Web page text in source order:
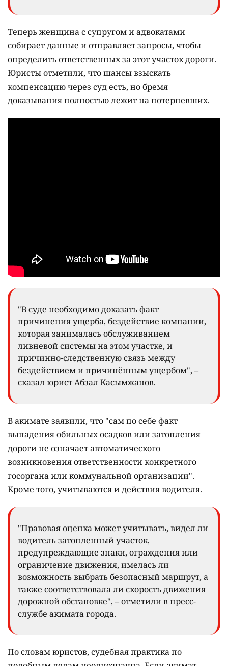
Теперь женщина с супругом и адвокатами
собирает данные и отправляет запросы, чтобы
определить ответственных за этот участок дороги.
Юристы отметили, что шансы взыскать
компенсацию через суд есть, но бремя
доказывания полностью лежит на потерпевших.
"В суде необходимо доказать факт
причинения ущерба, бездействие компании,
которая занималась обслуживанием
ливневой системы на этом участке, и
причинно-следственную связь между
бездействием и причинённым ущербом", –
сказал юрист Абзал Касымжанов.
В акимате заявили, что "сам по себе факт
выпадения обильных осадков или затопления
дороги не означает автоматического
возникновения ответственности конкретного
госоргана или коммунальной организации".
Кроме того, учитываются и действия водителя.
"Правовая оценка может учитывать, видел ли
водитель затопленный участок,
предупреждающие знаки, ограждения или
ограничение движения, имелась ли
возможность выбрать безопасный маршрут, а
также соответствовала ли скорость движения
дорожной обстановке", – отметили в пресс-
службе акимата города.
По словам юристов, судебная практика по